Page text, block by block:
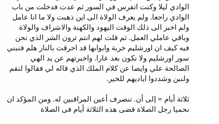
الوادي ليلا وكنت اتفرس في السور ثم عدت فدخلت من باب
الوادي راجعا. ولم يعرف الولاة الى اين ذهبت ولا ما انا عامل
ولم اخبر الى ذلك الوقت اليهود والكهنة والاشراف والولاة
وباقي عاملي العمل. ثم قلت لهم انتم ترون الشر الذي نحن
فيه كيف ان اورشليم خربة وابوابها قد احرقت بالنار هلم فنبني
سور اورشليم ولا نكون بعد عارا. واخبرتهم عن يد الهي
الصالحة علي وايضا عن كلام الملك الذي قاله لي فقالوا لنقم
ولنبن وشددوا اياديهم للخير.
ثلاثة أيام = إلى أن. تنصرف أعين المراقبين له. ومن المؤكد ان
نحميا رجل الصلاة قضى هذه الثلاثة أيام فى الصلاة